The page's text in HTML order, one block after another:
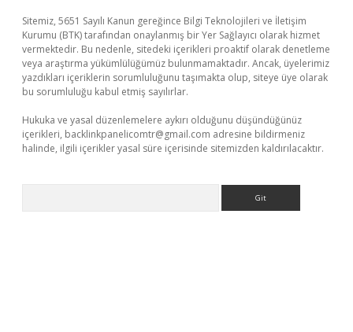
Sitemiz, 5651 Sayılı Kanun gereğince Bilgi Teknolojileri ve İletişim
Kurumu (BTK) tarafından onaylanmış bir Yer Sağlayıcı olarak hizmet
vermektedir. Bu nedenle, sitedeki içerikleri proaktif olarak denetleme
veya araştırma yükümlülüğümüz bulunmamaktadır. Ancak, üyelerimiz
yazdıkları içeriklerin sorumluluğunu taşımakta olup, siteye üye olarak
bu sorumluluğu kabul etmiş sayılırlar.
Hukuka ve yasal düzenlemelere aykırı olduğunu düşündüğünüz
içerikleri, backlinkpanelicomtr@gmail.com adresine bildirmeniz
halinde, ilgili içerikler yasal süre içerisinde sitemizden kaldırılacaktır.